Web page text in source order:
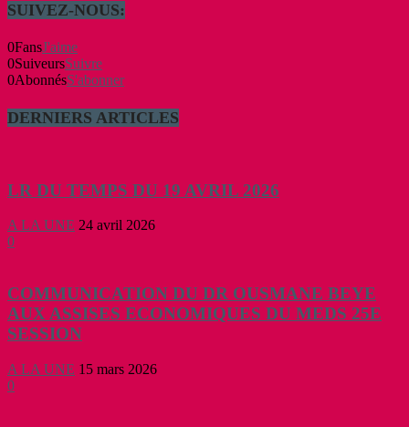
SUIVEZ-NOUS:
0FansJ'aime
0SuiveursSuivre
0AbonnésS'abonner
DERNIERS ARTICLES
LR DU TEMPS DU 19 AVRIL 2026
A LA UNE 24 avril 2026
0
COMMUNICATION DU DR OUSMANE BEYE
AUX ASSISES ECONOMIQUES DU MEDS 25E
SESSION
A LA UNE 15 mars 2026
0